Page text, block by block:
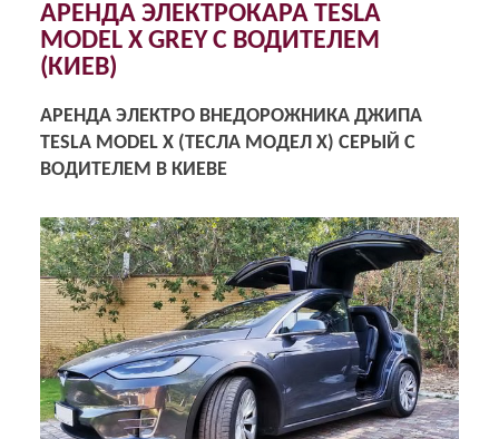
АРЕНДА ЭЛЕКТРОКАРА TESLA
MODEL X GREY С ВОДИТЕЛЕМ
(КИЕВ)
АРЕНДА ЭЛЕКТРО ВНЕДОРОЖНИКА ДЖИПА
TESLA MODEL X (ТЕСЛА МОДЕЛ X) СЕРЫЙ С
ВОДИТЕЛЕМ В КИЕВЕ